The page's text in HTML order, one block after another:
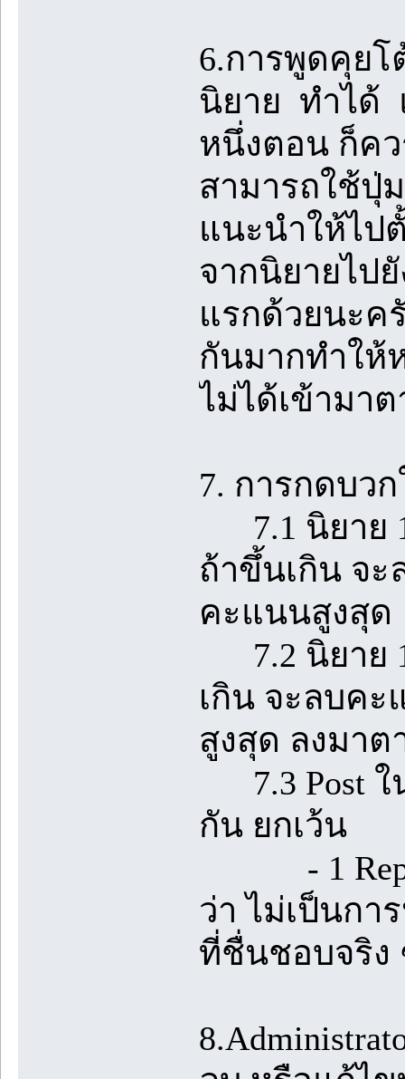
6.การพูดคุย
นิยาย ทำได้
หนึ่งตอน ก็ค
สามารถใช้ปุ่
แนะนำให้ไป
จากนิยายไป
แรกด้วยนะค
กันมากทำให้
ไม่ได้เข้ามา
7. การกดบว
7.1 นิยาย 1
ถ้าขึ้นเกิน จะ
คะแนนสูงสุด
7.2 นิยาย 1
เกิน จะลบคะ
สูงสุด ลงมาต
7.3 Post ใ
กัน ยกเว้น
- 1 Reply
ว่า ไม่เป็นกา
ที่ชื่นชอบจริง